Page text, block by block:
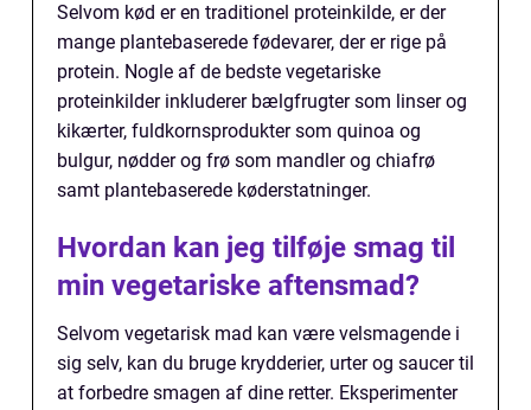
Selvom kød er en traditionel proteinkilde, er der
mange plantebaserede fødevarer, der er rige på
protein. Nogle af de bedste vegetariske
proteinkilder inkluderer bælgfrugter som linser og
kikærter, fuldkornsprodukter som quinoa og
bulgur, nødder og frø som mandler og chiafrø
samt plantebaserede køderstatninger.
Hvordan kan jeg tilføje smag til
min vegetariske aftensmad?
Selvom vegetarisk mad kan være velsmagende i
sig selv, kan du bruge krydderier, urter og saucer til
at forbedre smagen af dine retter. Eksperimenter